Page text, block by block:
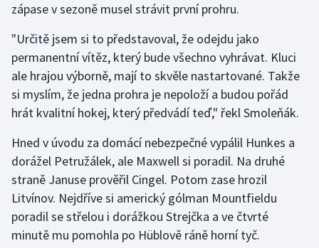
Házená
Jezdectví
Judo
Krasobruslení
Lezení
Lyže a snowboard
Moderní pětiboj
zápase v sezoně musel strávit první prohru.
"Určitě jsem si to představoval, že odejdu jako
permanentní vítěz, který bude všechno vyhrávat. Kluci
ale hrajou výborně, mají to skvěle nastartované. Takže
si myslím, že jedna prohra je nepoloží a budou pořád
hrát kvalitní hokej, který předvádí teď," řekl Smoleňák.
Hned v úvodu za domácí nebezpečné vypálil Hunkes a
dorážel Petružálek, ale Maxwell si poradil. Na druhé
straně Januse prověřil Cingel. Potom zase hrozil
Litvínov. Nejdříve si americký gólman Mountfieldu
poradil se střelou i dorážkou Strejčka a ve čtvrté
minutě mu pomohla po Hüblově ráně horní tyč.